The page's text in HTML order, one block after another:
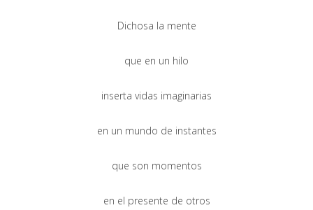
Dichosa la mente
que en un hilo
inserta vidas imaginarias
en un mundo de instantes
que son momentos
en el presente de otros